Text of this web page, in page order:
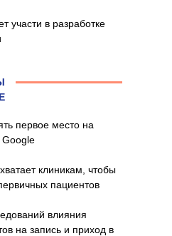
первое место на
Google
клиникам, чтобы
пациентов
влияния
на запись и приход в
участи в разработке